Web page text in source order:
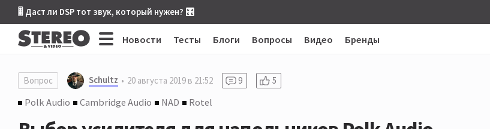
🎚 Даст ли DSP тот звук, который нужен? 🎛
Новости Тесты Блоги Вопросы Видео Бренды
Вопрос Schultz 20 августа 2019 в 21:52 9 5
Polk Audio Cambridge Audio NAD Rotel